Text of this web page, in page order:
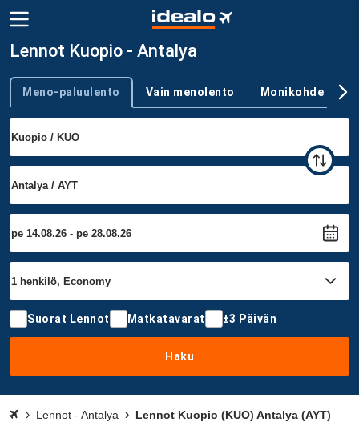
Lennot Kuopio - Antalya
Trip type
Meno-paluulento Vain menolento Monikohde
Suorat Lennot Matkatavarat ±3 Päivän
Haku
Lennot - Antalya Lennot Kuopio (KUO) Antalya (AYT)